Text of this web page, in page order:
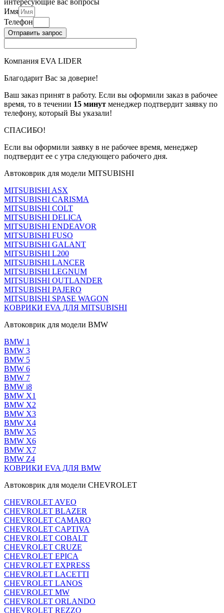
Имя
Телефон
Отправить запрос
Компания EVA LIDER
Благодарит Вас за доверие!
Ваш заказ принят в работу. Если вы оформили заказ в рабочее
время, то в течении 15 минут менеджер подтвердит заявку по
телефону, который Вы указали!
СПАСИБО!
Если вы оформили заявку в не рабочее время, менеджер
подтвердит ее с утра следующего рабочего дня.
Автоковрик для модели MITSUBISHI
MITSUBISHI ASX
MITSUBISHI CARISMA
MITSUBISHI COLT
MITSUBISHI DELICA
MITSUBISHI ENDEAVOR
MITSUBISHI FUSO
MITSUBISHI GALANT
MITSUBISHI L200
MITSUBISHI LANCER
MITSUBISHI LEGNUM
MITSUBISHI OUTLANDER
MITSUBISHI PAJERO
MITSUBISHI SPASE WAGON
КОВРИКИ EVA ДЛЯ MITSUBISHI
Автоковрик для модели BMW
BMW 1
BMW 3
BMW 5
BMW 6
BMW 7
BMW i8
BMW X1
BMW X2
BMW X3
BMW X4
BMW X5
BMW X6
BMW X7
BMW Z4
КОВРИКИ EVA ДЛЯ BMW
Автоковрик для модели CHEVROLET
CHEVROLET AVEO
CHEVROLET BLAZER
CHEVROLET CAMARO
CHEVROLET CAPTIVA
CHEVROLET COBALT
CHEVROLET CRUZE
CHEVROLET EPICA
CHEVROLET EXPRESS
CHEVROLET LACETTI
CHEVROLET LANOS
CHEVROLET MW
CHEVROLET ORLANDO
CHEVROLET REZZO